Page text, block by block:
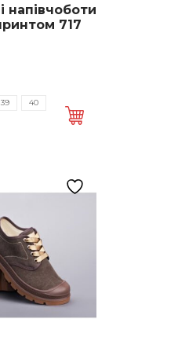
напівчоботи
717
39
40